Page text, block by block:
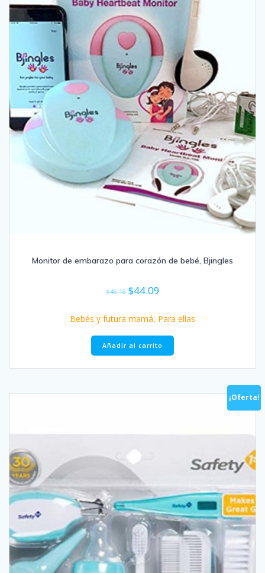
Monitor de embarazo para corazón de bebé, Bjingles
$46.16 El
original
$46.16.
$44.09
actual
$44.09.
Bebés y futura mamá, Para ellas
Añadir al carrito
¡Oferta!